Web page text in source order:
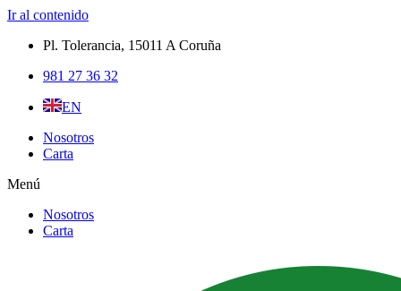
Ir al contenido
Pl. Tolerancia, 15011 A Coruña​
981 27 36 32
EN
Nosotros
Carta
Menú
Nosotros
Carta